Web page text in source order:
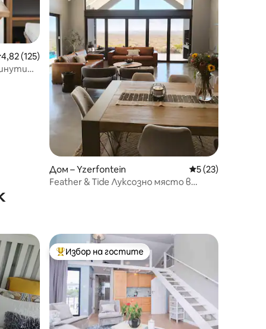
оценка: 4,82 от 5, 125 отзива
4,82 (125)
Дом – Yzerfontein Средна оценка:
5 (23)
Feather & Tide Луксозно място в
Най-популярен избор на гостите
Избор на гостите